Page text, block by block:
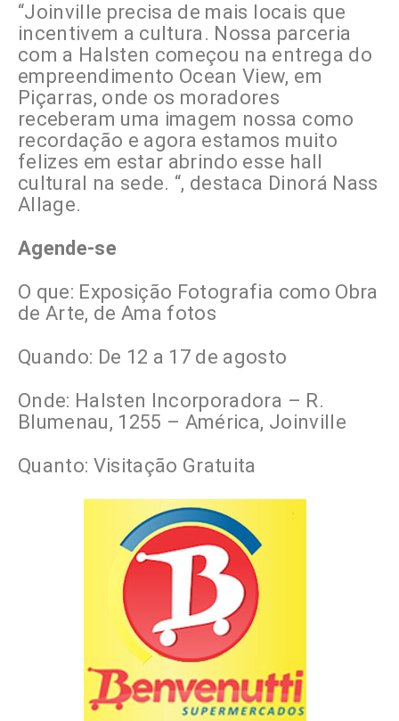
“Joinville precisa de mais locais que
incentivem a cultura. Nossa parceria
com a Halsten começou na entrega do
empreendimento Ocean View, em
Piçarras, onde os moradores
receberam uma imagem nossa como
recordação e agora estamos muito
felizes em estar abrindo esse hall
cultural na sede. “, destaca Dinorá Nass
Allage.
Agende-se
O que: Exposição Fotografia como Obra
de Arte, de Ama fotos
Quando: De 12 a 17 de agosto
Onde: Halsten Incorporadora – R.
Blumenau, 1255 – América, Joinville
Quanto: Visitação Gratuita